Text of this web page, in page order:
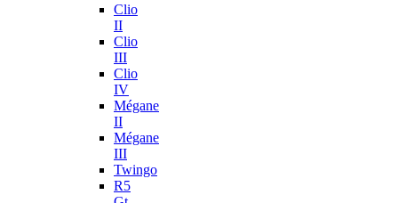
Clio
II
Clio
III
Clio
IV
Mégane
II
Mégane
III
Twingo
R5